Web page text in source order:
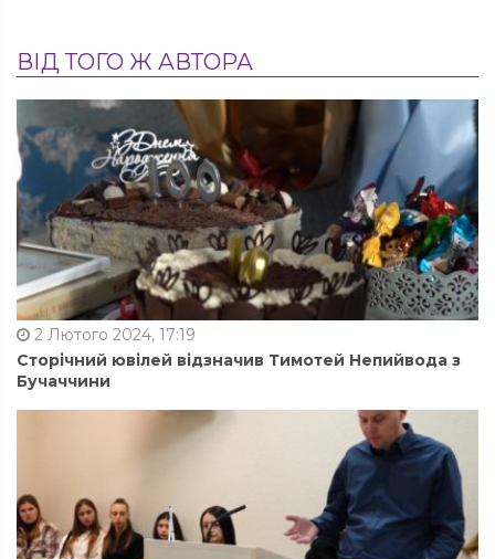
ВІД ТОГО Ж АВТОРА
2 Лютого 2024, 17:19
Сторічний ювілей відзначив Тимотей Непийвода з
Бучаччини